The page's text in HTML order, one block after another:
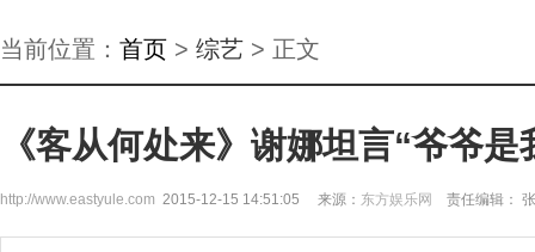
当前位置： 首页 > 综艺 > 正文
《客从何处来》谢娜坦言“爷爷是
http://www.eastyule.com 2015-12-15 14:51:05 来源： 东方娱乐网 责任编辑：